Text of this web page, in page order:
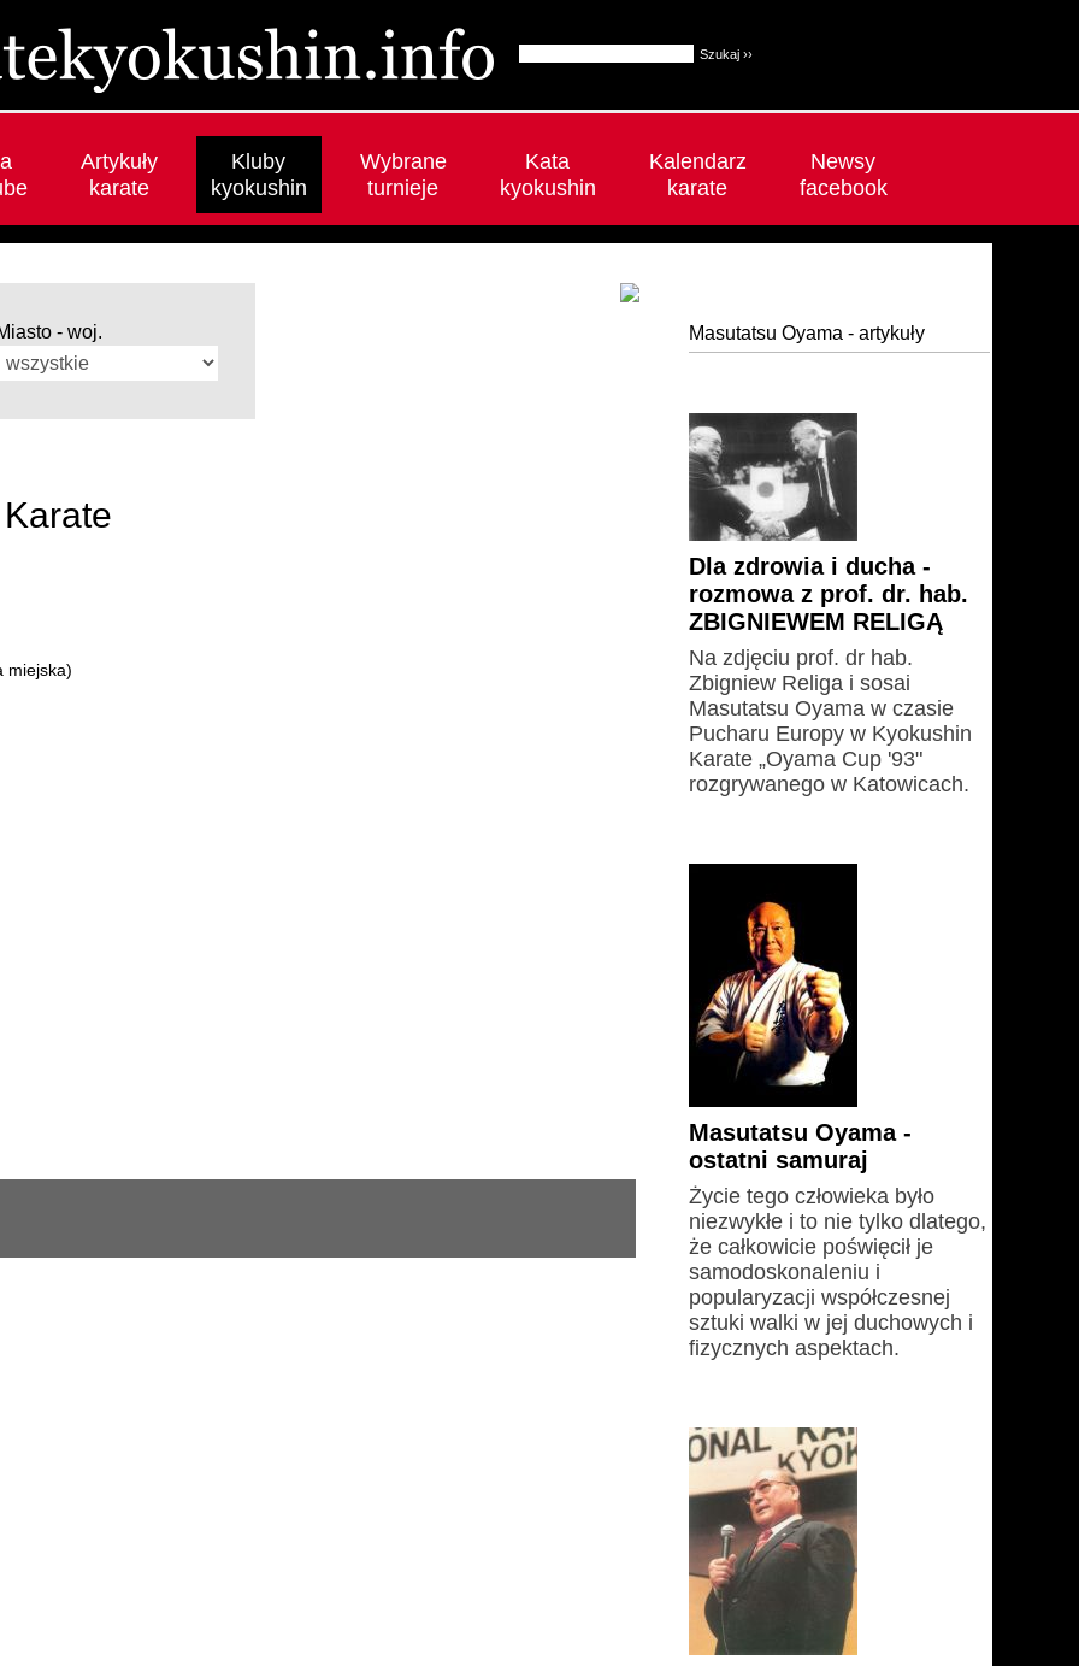
Artykuły
karate
Kluby
kyokushin
Wybrane
turnieje
Kata
kyokushin
Kalendarz
karate
Newsy
facebook
- woj.
miejska)
Masutatsu Oyama - artykuły
Dla zdrowia i ducha -
rozmowa z prof. dr. hab.
ZBIGNIEWEM RELIGĄ
Na zdjęciu prof. dr hab.
Zbigniew Religa i sosai
Masutatsu Oyama w czasie
Pucharu Europy w Kyokushin
Karate „Oyama Cup '93"
rozgrywanego w Katowicach.
Masutatsu Oyama -
ostatni samuraj
Życie tego człowieka było
niezwykłe i to nie tylko dlatego,
że całkowicie poświęcił je
samodoskonaleniu i
popularyzacji współczesnej
sztuki walki w jej duchowych i
fizycznych aspektach.